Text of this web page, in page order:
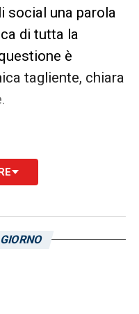
social una parola
di tutta la
è
tagliente, chiara
TOP NEWS